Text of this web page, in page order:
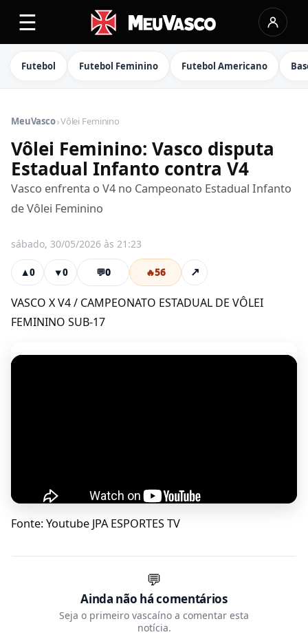
☰
Futebol Futebol Feminino Futebol Americano
MeuVasco›Vôlei Feminino
Vôlei Feminino: Vasco disputa
Estadual Infanto contra V4
Vasco enfrenta o V4 no Campeonato Estadual Infanto
de Vôlei Feminino
sábado, 30/05/2026 às 21:23
▲0 ▼0 💬0 🔥56 ↗
VASCO X V4 / CAMPEONATO ESTADUAL DE VÔLEI
FEMININO SUB-17
Fonte: Youtube JPA ESPORTES TV
💬
Ainda não há comentários
Seja o primeiro vascaíno a comentar esta
notícia.